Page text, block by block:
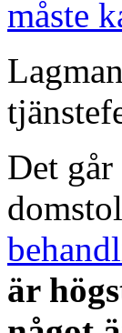
måste
Det går
är